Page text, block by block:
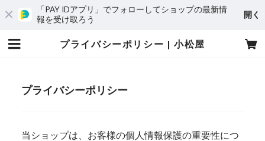
「PAY IDアプリ」でフォローしてショップの最新情
報を受け取ろう
開く
プライバシーポリシー | 小松屋
プライバシーポリシー
当ショップは、お客様の個人情報保護の重要性につ